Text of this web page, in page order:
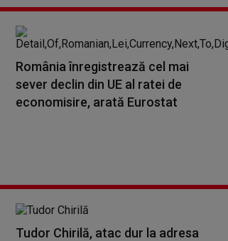
România înregistrează cel mai
sever declin din UE al ratei de
economisire, arată Eurostat
Tudor Chirilă, atac dur la adresa